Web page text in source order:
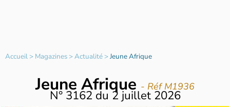
Accueil> Magazines>Actualité>Jeune Afrique
Jeune Afrique - Réf M1936
N° 3162 du 2 juillet 2026